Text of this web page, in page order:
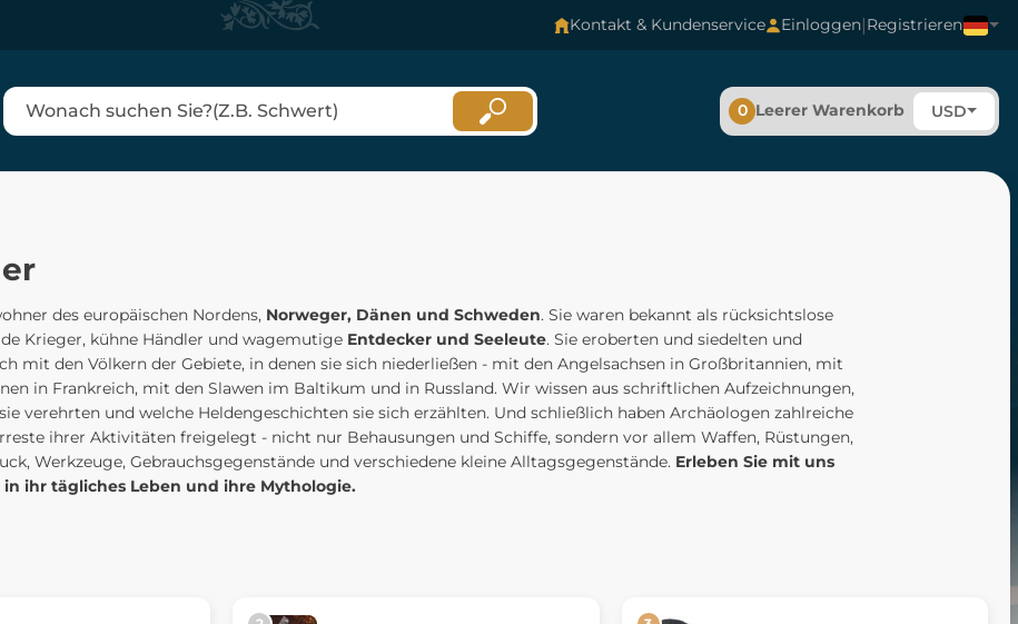
Kontakt & Kundenservice Einloggen|Registrieren
0 Leerer Warenkorb USD
des europäischen Nordens, Norweger, Dänen und Schweden. Sie waren bekannt als rücksichtslose
Krieger, kühne Händler und wagemutige Entdecker und Seeleute. Sie eroberten und siedelten und
mit den Völkern der Gebiete, in denen sie sich niederließen - mit den Angelsachsen in Großbritannien, mit
in Frankreich, mit den Slawen im Baltikum und in Russland. Wir wissen aus schriftlichen Aufzeichnungen,
verehrten und welche Heldengeschichten sie sich erzählten. Und schließlich haben Archäologen zahlreiche
ihrer Aktivitäten freigelegt - nicht nur Behausungen und Schiffe, sondern vor allem Waffen, Rüstungen,
Werkzeuge, Gebrauchsgegenstände und verschiedene kleine Alltagsgegenstände. Erleben Sie mit uns
ihr tägliches Leben und ihre Mythologie.